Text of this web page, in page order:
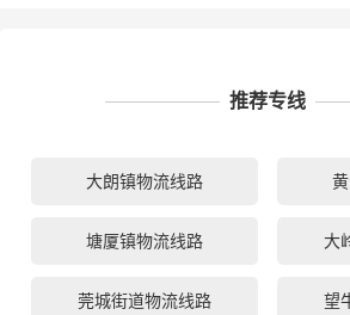
推荐专线
大朗镇物流线路
塘厦镇物流线路 大
莞城街道物流线路 望